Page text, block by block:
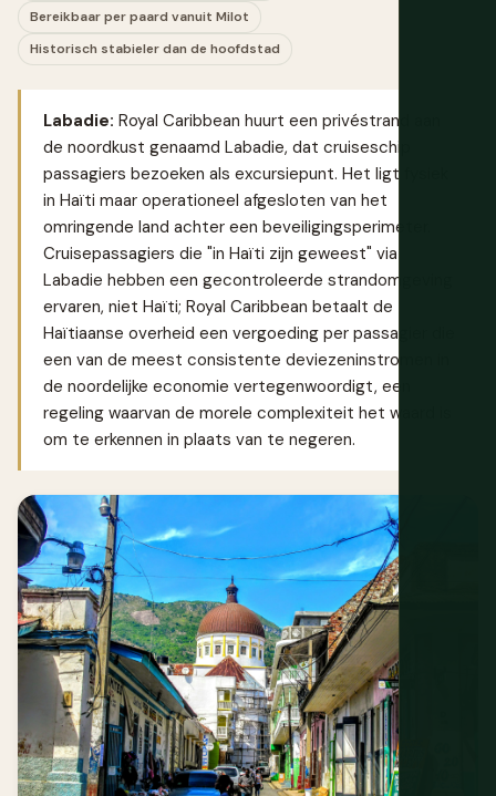
Bereikbaar per paard vanuit Milot
Historisch stabieler dan de hoofdstad
Labadie: Royal Caribbean huurt een privéstrand aan
de noordkust genaamd Labadie, dat cruiseschip
passagiers bezoeken als excursiepunt. Het ligt fysiek
in Haïti maar operationeel afgesloten van het
omringende land achter een beveiligingsperimeter.
Cruisepassagiers die "in Haïti zijn geweest" via
Labadie hebben een gecontroleerde strandomgeving
ervaren, niet Haïti; Royal Caribbean betaalt de
Haïtiaanse overheid een vergoeding per passagier die
een van de meest consistente deviezeninstromen in
de noordelijke economie vertegenwoordigt, een
regeling waarvan de morele complexiteit het waard is
om te erkennen in plaats van te negeren.